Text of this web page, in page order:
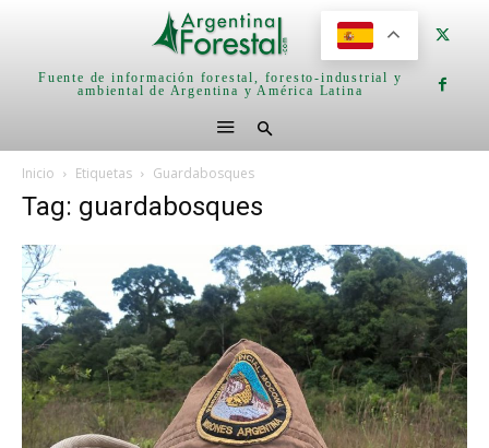
Fuente de información forestal, foresto-industrial y
ambiental de Argentina y América Latina
Inicio Etiquetas Guardabosques
Tag: guardabosques